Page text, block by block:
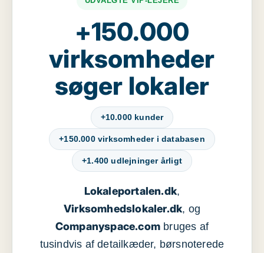
+150.000
virksomheder
søger lokaler
+10.000 kunder
+150.000 virksomheder i databasen
+1.400 udlejninger årligt
Lokaleportalen.dk,
Virksomhedslokaler.dk, og
Companyspace.com bruges af
tusindvis af detailkæder, børsnoterede